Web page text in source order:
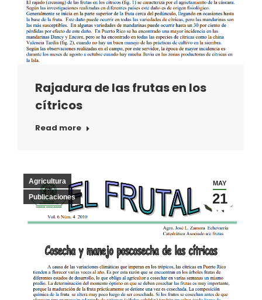
Rajadura de las frutas en los
cítricos
Read more
MAY
21
Agricultura
Publicaciones